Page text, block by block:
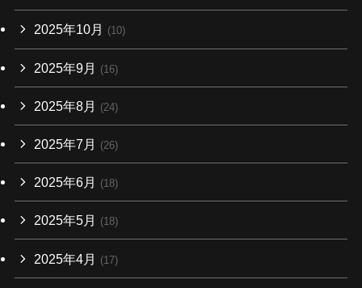
2025年10月 (10)
2025年9月 (16)
2025年8月 (24)
2025年7月 (26)
2025年6月 (18)
2025年5月 (18)
2025年4月 (17)